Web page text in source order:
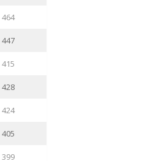
464
447
415
428
424
405
399